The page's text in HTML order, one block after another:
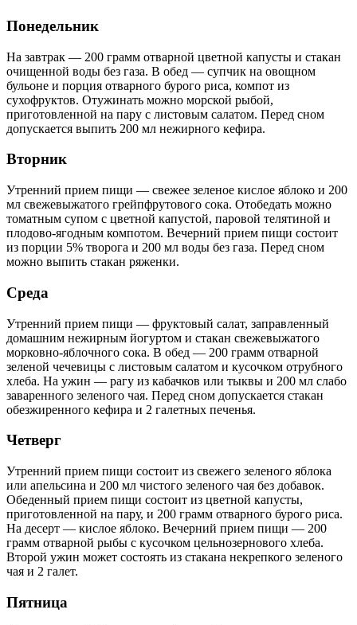
Понедельник
На завтрак — 200 грамм отварной цветной капусты и стакан
очищенной воды без газа. В обед — супчик на овощном
бульоне и порция отварного бурого риса, компот из
сухофруктов. Отужинать можно морской рыбой,
приготовленной на пару с листовым салатом. Перед сном
допускается выпить 200 мл нежирного кефира.
Вторник
Утренний прием пищи — свежее зеленое кислое яблоко и 200
мл свежевыжатого грейпфрутового сока. Отобедать можно
томатным супом с цветной капустой, паровой телятиной и
плодово-ягодным компотом. Вечерний прием пищи состоит
из порции 5% творога и 200 мл воды без газа. Перед сном
можно выпить стакан ряженки.
Среда
Утренний прием пищи — фруктовый салат, заправленный
домашним нежирным йогуртом и стакан свежевыжатого
морковно-яблочного сока. В обед — 200 грамм отварной
зеленой чечевицы с листовым салатом и кусочком отрубного
хлеба. На ужин — рагу из кабачков или тыквы и 200 мл слабо
заваренного зеленого чая. Перед сном допускается стакан
обезжиренного кефира и 2 галетных печенья.
Четверг
Утренний прием пищи состоит из свежего зеленого яблока
или апельсина и 200 мл чистого зеленого чая без добавок.
Обеденный прием пищи состоит из цветной капусты,
приготовленной на пару, и 200 грамм отварного бурого риса.
На десерт — кислое яблоко. Вечерний прием пищи — 200
грамм отварной рыбы с кусочком цельнозернового хлеба.
Второй ужин может состоять из стакана некрепкого зеленого
чая и 2 галет.
Пятница